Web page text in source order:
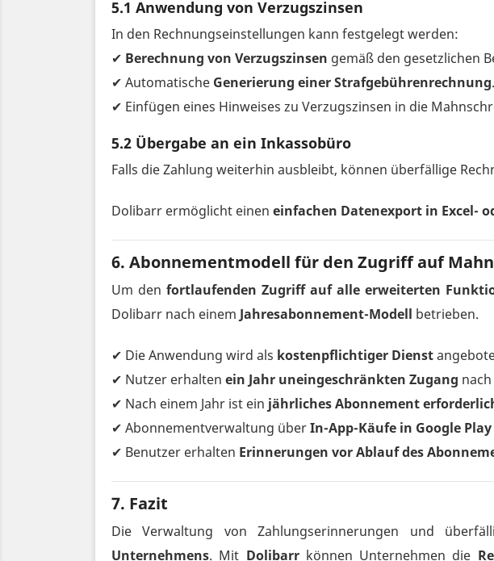
5.1 Anwendung von Verzugszinsen
In den Rechnungseinstellungen kann festgelegt werden:
✔ Berechnung von Verzugszinsen gemäß den gesetzlichen
✔ Automatische Generierung einer Strafgebührenrechnung.
✔ Einfügen eines Hinweises zu Verzugszinsen in die
5.2 Übergabe an ein Inkassobüro
Falls die Zahlung weiterhin ausbleibt, können überfällige
Dolibarr ermöglicht einen einfachen Datenexport in Excel-
6. Abonnementmodell für den Zugriff auf
Um den fortlaufenden Zugriff auf alle erweiterten
Dolibarr nach einem Jahresabonnement-Modell betrieben.
✔ Die Anwendung wird als kostenpflichtiger Dienst
✔ Nutzer erhalten ein Jahr uneingeschränkten Zugang
✔ Nach einem Jahr ist ein jährliches Abonnement
✔ Abonnementverwaltung überIn-App-Käufe in Google
✔ Benutzer erhalten Erinnerungen vor Ablauf des
7. Fazit
Die Verwaltung von Zahlungserinnerungen und
Unternehmens. Mit Dolibarrkönnen Unternehmen die